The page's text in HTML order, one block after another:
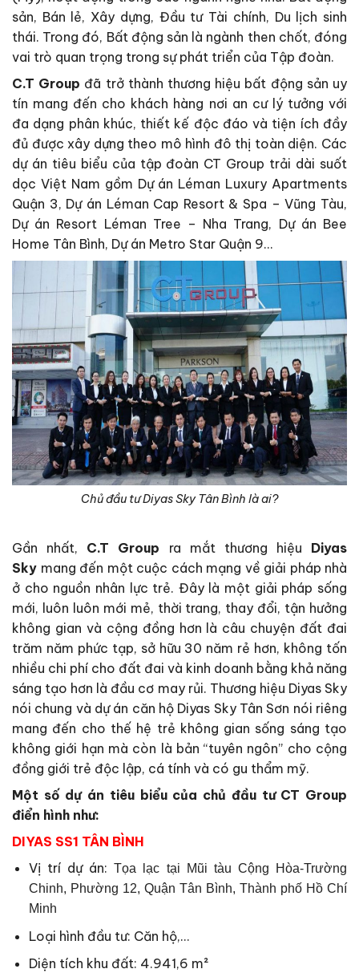
sản, Bán lẻ, Xây dựng, Đầu tư Tài chính, Du lịch sinh
thái. Trong đó, Bất động sản là ngành then chốt, đóng
vai trò quan trọng trong sự phát triển của Tập đoàn.
C.T Group đã trở thành thương hiệu bất động sản uy
tín mang đến cho khách hàng nơi an cư lý tưởng với
đa dạng phân khúc, thiết kế độc đáo và tiện ích đầy
đủ được xây dựng theo mô hình đô thị toàn diện. Các
dự án tiêu biểu của tập đoàn CT Group trải dài suốt
dọc Việt Nam gồm Dự án Léman Luxury Apartments
Quận 3, Dự án Léman Cap Resort & Spa – Vũng Tàu,
Dự án Resort Léman Tree – Nha Trang, Dự án Bee
Home Tân Bình, Dự án Metro Star Quận 9…
Chủ đầu tư Diyas Sky Tân Bình là ai?
Gần nhất, C.T Group ra mắt thương hiệu Diyas
Sky mang đến một cuộc cách mạng về giải pháp nhà
ở cho nguồn nhân lực trẻ. Đây là một giải pháp sống
mới, luôn luôn mới mẻ, thời trang, thay đổi, tận hưởng
không gian và cộng đồng hơn là câu chuyện đất đai
trăm năm phức tạp, sở hữu 30 năm rẻ hơn, không tốn
nhiều chi phí cho đất đai và kinh doanh bằng khả năng
sáng tạo hơn là đầu cơ may rủi. Thương hiệu Diyas Sky
nói chung và dự án căn hộ Diyas Sky Tân Sơn nói riêng
mang đến cho thế hệ trẻ không gian sống sáng tạo
không giới hạn mà còn là bản “tuyên ngôn” cho cộng
đồng giới trẻ độc lập, cá tính và có gu thẩm mỹ.
Một số dự án tiêu biểu của chủ đầu tư CT Group
điển hình như:
DIYAS SS1 TÂN BÌNH
Vị trí dự án:Tọa lạc tại
Mũi tàu Cộng Hòa-Trường
Chinh, Phường 12, Quận Tân Bình, Thành phố Hồ Chí
Minh
Loại hình đầu tư: Căn hộ,…
Diện tích khu đất: 4.941,6 m²